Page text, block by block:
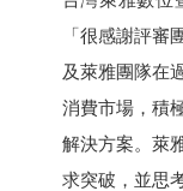
「很感謝評審
及萊雅團隊在
消費市場，積
解決方案。萊
求突破，並思